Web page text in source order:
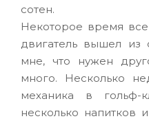
сотен.
Некоторое время
двигатель вышел из
мне, что нужен
много. Несколько
механика в
несколько напитков